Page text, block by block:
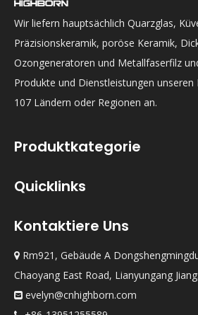
Wir liefern hauptsächlich Quarzglas,
Präzisionskeramik, poröse Keramik,
Ozongeneratoren und Metallfaserfilz
Produkte und Dienstleistungen unseren
107 Ländern oder Regionen an.
Produktkategorie
Quicklinks
Kontaktiere Uns
 Rm921, Gebäude A
Chaoyang East Road, Lianyungang
 evelyn@cnhighborn.com